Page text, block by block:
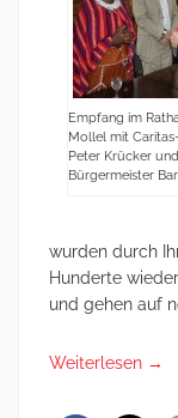
Empfang im
Mollel mit
Peter Krücker und
Bürgermeister
wurden durch
Hunderte
und gehen auf
Weiterlesen →